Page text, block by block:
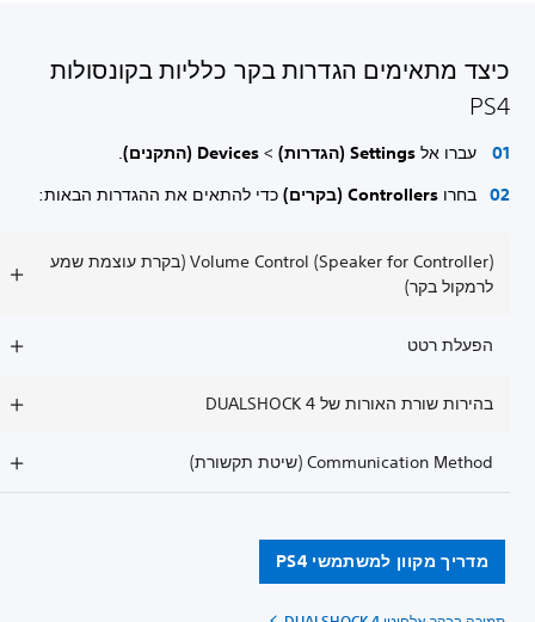
כיצד מתאימים הגדרות בקר כלליות בקונסולות
PS4
עברו אלSettings (הגדרות) >Devices (התקנים)
.
בחרוControllers (בקרים) כדי להתאים את ההגדרות הבאות:
Volume Control (Speaker for Controller)‎ (בקרת עוצמת שמע
לרמקול בקר)
הפעלת רטט
בהירות שורת האורות של DUALSHOCK 4
Communication Method (שיטת תקשורת)
מדריך מקוון למשתמשי PS4